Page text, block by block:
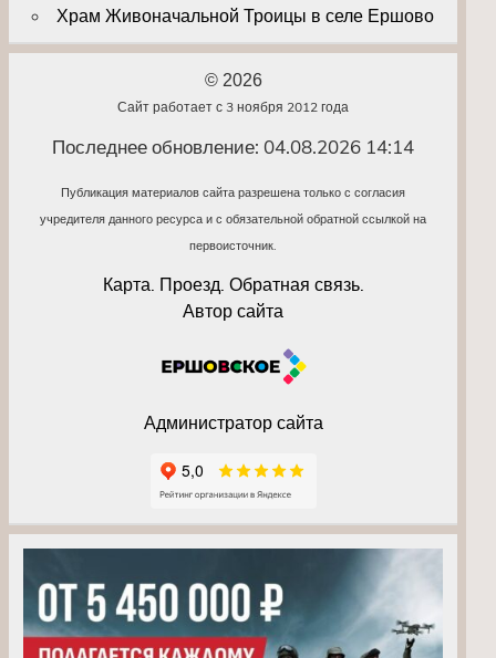
Храм Живоначальной Троицы в селе Ершово
© 2026
Сайт работает с 3 ноября 2012 года
Последнее обновление: 04.08.2026 14:14
Публикация материалов сайта разрешена только с согласия
учредителя данного ресурса и с обязательной обратной ссылкой на
первоисточник.
Карта. Проезд. Обратная связь.
Автор сайта
Администратор сайта